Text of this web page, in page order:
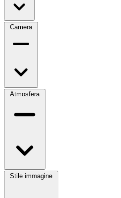
Camera
Atmosfera
Stile immagine